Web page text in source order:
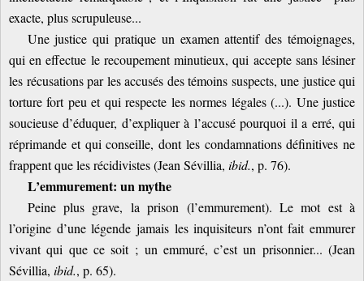
exacte, plus scrupuleuse...
Une justice qui pratique un examen attentif des témoignages,
qui en effectue le recoupement minutieux, qui accepte sans lésiner
les récusations par les accusés des témoins suspects, une justice qui
torture fort peu et qui respecte les normes légales (...). Une justice
soucieuse d’éduquer, d’expliquer à l’accusé pourquoi il a erré, qui
réprimande et qui conseille, dont les condamnations définitives ne
frappent que les récidivistes (Jean Sévillia, ibid., p. 76).
L’emmurement: un mythe
Peine plus grave, la prison (l’emmurement). Le mot est à
l’origine d’une légende jamais les inquisiteurs n’ont fait emmurer
vivant qui que ce soit ; un emmuré, c’est un prisonnier... (Jean
Sévillia, ibid., p. 65).